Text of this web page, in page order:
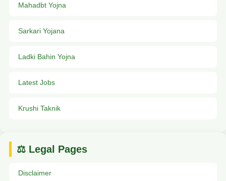
Mahadbt Yojna
Sarkari Yojana
Ladki Bahin Yojna
Latest Jobs
Krushi Taknik
⚖️ Legal Pages
Disclaimer